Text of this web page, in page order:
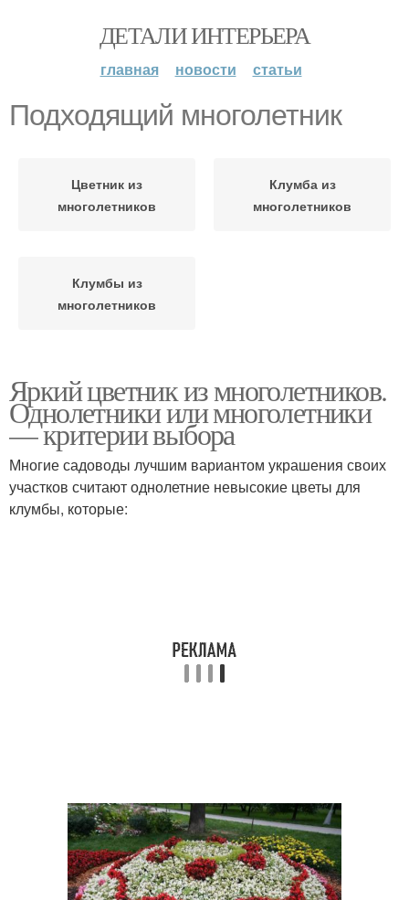
ДЕТАЛИ ИНТЕРЬЕРА
главная новости статьи
Подходящий многолетник
Цветник из
многолетников
Клумба из
многолетников
Клумбы из
многолетников
Яркий цветник из многолетников.
Однолетники или многолетники
— критерии выбора
Многие садоводы лучшим вариантом украшения своих
участков считают однолетние невысокие цветы для
клумбы, которые: